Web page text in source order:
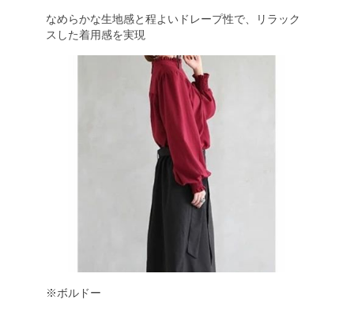
なめらかな生地感と程よいドレープ性で、リラック
スした着用感を実現
※ボルドー